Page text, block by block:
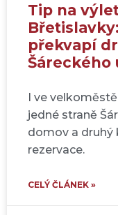
Tip na
překvapí
Šáreckého
I ve
jedné straně
domov a druhý
rezervace.
CELÝ ČLÁNEK »